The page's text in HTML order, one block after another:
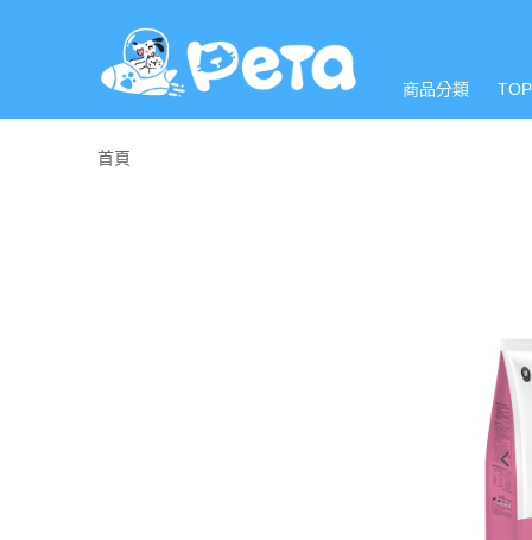
商品分類
首頁